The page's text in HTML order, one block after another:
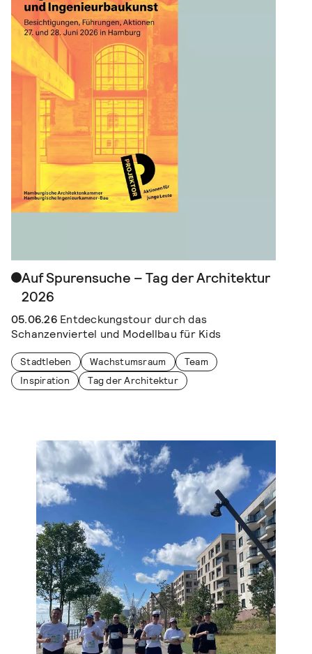
Auf Spurensuche – Tag der Architektur
2026
05.06.26Entdeckungstour durch das
Schanzenviertel und Modellbau für Kids
Stadtleben Wachstumsraum
Team
Inspiration
Tag der Architektur